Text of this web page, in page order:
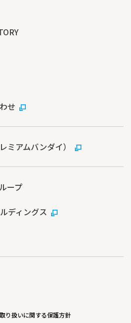
せ
ミアムバンダイ）
ープ
ディングス
り扱いに関する保護方針